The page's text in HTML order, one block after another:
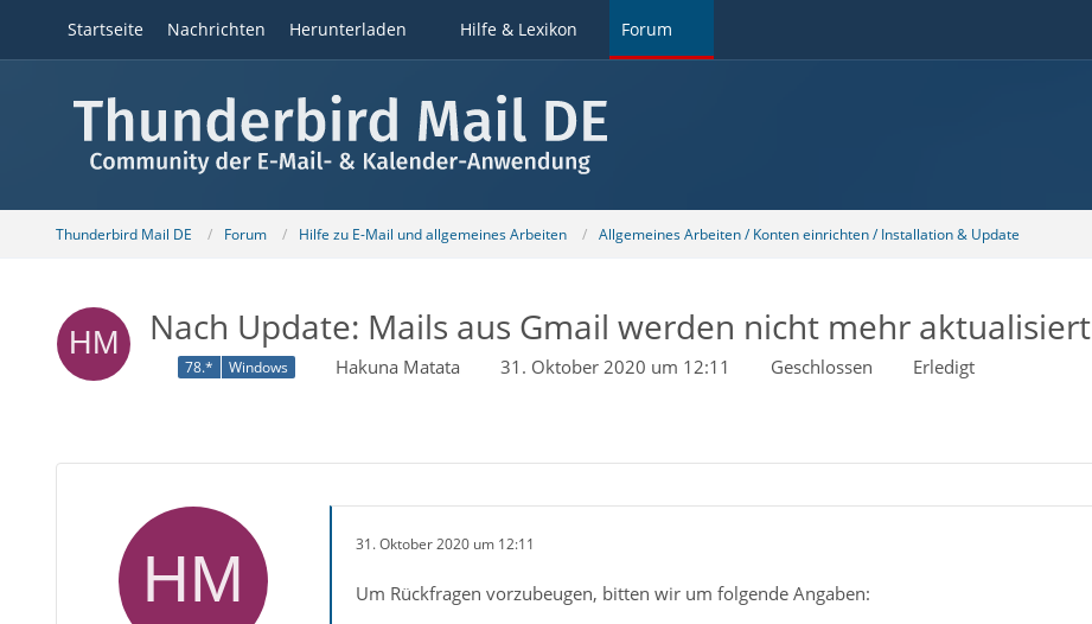
Startseite Nachrichten Herunterladen Hilfe & Lexikon Forum
Thunderbird Mail DE Forum Hilfe zu E-Mail und allgemeines Arbeiten Allgemeines Arbeiten / Konten einrichten / Installation & Update
Nach Update: Mails aus Gmail werden nicht mehr aktualisiert
78.* Windows Hakuna Matata 31. Oktober 2020 um 12:11 Geschlossen Erledigt
31. Oktober 2020 um 12:11
Um Rückfragen vorzubeugen, bitten wir um folgende Angaben: